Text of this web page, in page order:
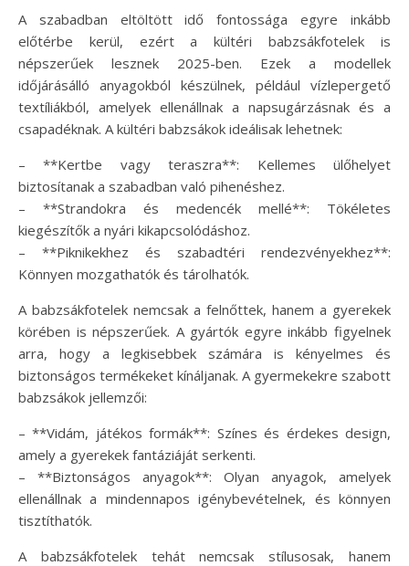
A szabadban eltöltött idő fontossága egyre inkább
előtérbe kerül, ezért a kültéri babzsákfotelek is
népszerűek lesznek 2025-ben. Ezek a modellek
időjárásálló anyagokból készülnek, például vízlepergető
textíliákból, amelyek ellenállnak a napsugárzásnak és a
csapadéknak. A kültéri babzsákok ideálisak lehetnek:
– **Kertbe vagy teraszra**: Kellemes ülőhelyet
biztosítanak a szabadban való pihenéshez.
– **Strandokra és medencék mellé**: Tökéletes
kiegészítők a nyári kikapcsolódáshoz.
– **Piknikekhez és szabadtéri rendezvényekhez**:
Könnyen mozgathatók és tárolhatók.
A babzsákfotelek nemcsak a felnőttek, hanem a gyerekek
körében is népszerűek. A gyártók egyre inkább figyelnek
arra, hogy a legkisebbek számára is kényelmes és
biztonságos termékeket kínáljanak. A gyermekekre szabott
babzsákok jellemzői:
– **Vidám, játékos formák**: Színes és érdekes design,
amely a gyerekek fantáziáját serkenti.
– **Biztonságos anyagok**: Olyan anyagok, amelyek
ellenállnak a mindennapos igénybevételnek, és könnyen
tisztíthatók.
A babzsákfotelek tehát nemcsak stílusosak, hanem